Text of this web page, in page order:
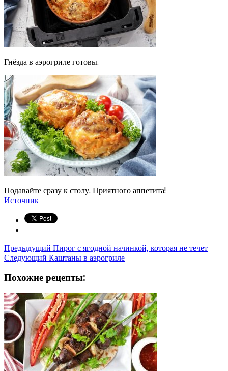
Гнёзда в аэрогриле готовы.
Подавайте сразу к столу. Приятного аппетита!
Источник
Предыдущий Пирог с ягодной начинкой, которая не течет
Следующий Каштаны в аэрогриле
Похожие рецепты: